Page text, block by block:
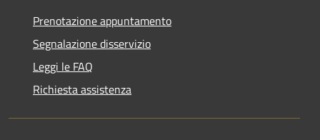
Prenotazione appuntamento
Segnalazione disservizio
Leggi le FAQ
Richiesta assistenza